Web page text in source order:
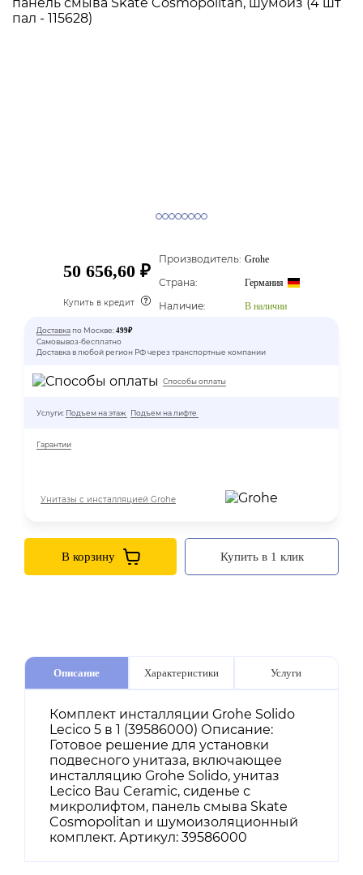
50 656,60 ₽
Купить в кредит
Производитель: Grohe
Страна: Германия
Наличие: В наличии
Доставка по Москве: 499₽
Самовывоз-бесплатно
Доставка в любой регион РФ через транспортные компании
Способы оплаты
Услуги: Подъем на этаж Подъем на лифте
Гарантии
Унитазы с инсталляцией Grohe
В корзину Купить в 1 клик
Описание Характеристики Услуги
Комплект инсталляции Grohe Solido
Lecico 5 в 1 (39586000) Описание:
Готовое решение для установки
подвесного унитаза, включающее
инсталляцию Grohe Solido, унитаз
Lecico Bau Ceramic, сиденье с
микролифтом, панель смыва Skate
Cosmopolitan и шумоизоляционный
комплект. Артикул: 39586000